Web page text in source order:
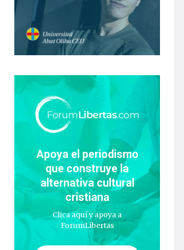
Apoya el periodismo
que construye la
alternativa cultural
cristiana
Clica aquí y apoya a
ForumLibertas